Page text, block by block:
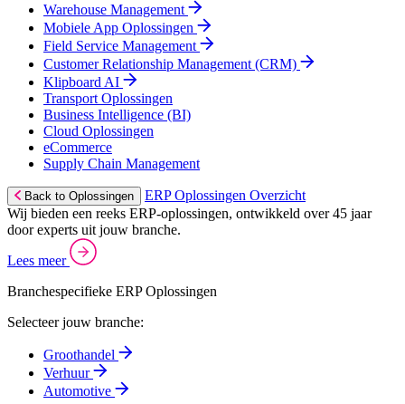
Warehouse Management
Mobiele App Oplossingen
Field Service Management
Customer Relationship Management (CRM)
Klipboard AI
Transport Oplossingen
Business Intelligence (BI)
Cloud Oplossingen
eCommerce
Supply Chain Management
Back to Oplossingen
ERP Oplossingen Overzicht
Wij bieden een reeks ERP-oplossingen, ontwikkeld over 45 jaar
door experts uit jouw branche.
Lees meer
Branchespecifieke ERP Oplossingen
Selecteer jouw branche:
Groothandel
Verhuur
Automotive